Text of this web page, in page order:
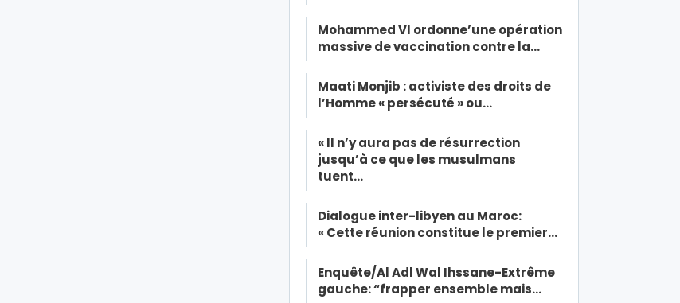
Mohammed VI ordonne’une opération
massive de vaccination contre la…
Maati Monjib : activiste des droits de
l’Homme « persécuté » ou…
« Il n’y aura pas de résurrection
jusqu’à ce que les musulmans
tuent…
Dialogue inter-libyen au Maroc:
« Cette réunion constitue le premier…
Enquête/Al Adl Wal Ihssane-Extrême
gauche: “frapper ensemble mais…